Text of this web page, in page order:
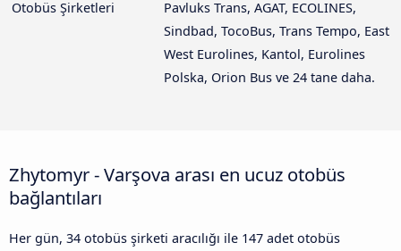
Otobüs Şirketleri
Pavluks Trans, AGAT, ECOLINES,
Sindbad, TocoBus, Trans Tempo, East
West Eurolines, Kantol, Eurolines
Polska, Orion Bus ve 24 tane daha.
Zhytomyr - Varşova arası en ucuz otobüs
bağlantıları
Her gün, 34 otobüs şirketi aracılığı ile 147 adet otobüs